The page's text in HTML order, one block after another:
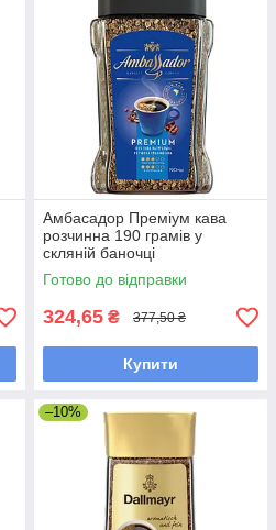
Амбасадор Преміум кава
розчинна 190 грамів у
скляній баночці
Готово до відправки
324,65 ₴ 377,50 ₴
Купити
–10%